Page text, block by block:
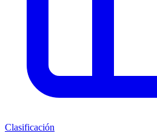
Clasificación